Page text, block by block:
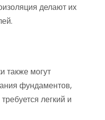
делают их
также могут
фундаментов,
легкий и